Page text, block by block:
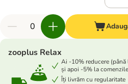
zooplus Relax
Ai -10% reducere
și apoi -5% la
Îți livrăm cu regularitate